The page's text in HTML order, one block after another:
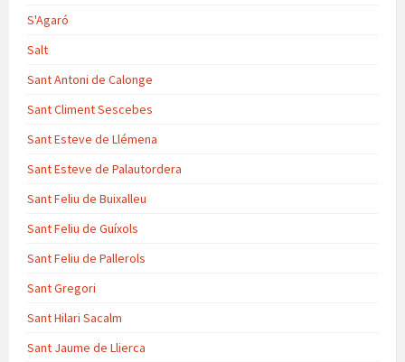
S'Agaró
Salt
Sant Antoni de Calonge
Sant Climent Sescebes
Sant Esteve de Llémena
Sant Esteve de Palautordera
Sant Feliu de Buixalleu
Sant Feliu de Guíxols
Sant Feliu de Pallerols
Sant Gregori
Sant Hilari Sacalm
Sant Jaume de Llierca